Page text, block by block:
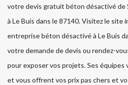
votre devis gratuit béton désactivé de
à Le Buis dans le 87140. Visitez le site
entreprise béton désactivé à Le Buis
votre demande de devis ou rendez-
pour exposer vos projets. Ses
et vous offrent vos prix pas chers et